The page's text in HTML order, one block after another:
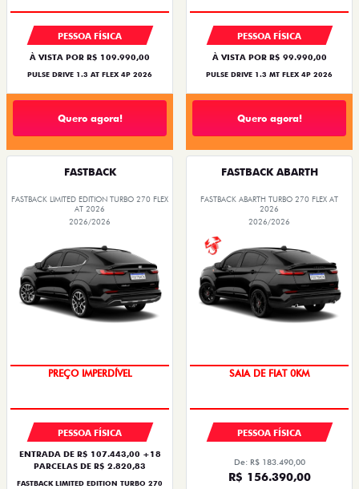
PESSOA FÍSICA
À VISTA POR R$ 109.990,00
PULSE DRIVE 1.3 AT FLEX 4P 2026
Quero agora!
PESSOA FÍSICA
À VISTA POR R$ 99.990,00
PULSE DRIVE 1.3 MT FLEX 4P 2026
Quero agora!
FASTBACK
FASTBACK LIMITED EDITION TURBO 270 FLEX
AT 2026
2026/2026
COM USADO NA TROCA
PESSOA FÍSICA
ENTRADA DE R$ 107.443,00 +18
PARCELAS DE R$ 2.820,83
FASTBACK LIMITED EDITION TURBO 270
FASTBACK ABARTH
FASTBACK ABARTH TURBO 270 FLEX AT
2026
2026/2026
PESSOA FÍSICA
De: R$ 183.490,00
R$ 156.390,00